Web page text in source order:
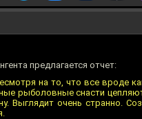
предлагается отчет:
на то, что все вроде
рыболовные снасти
Выглядит очень странно.